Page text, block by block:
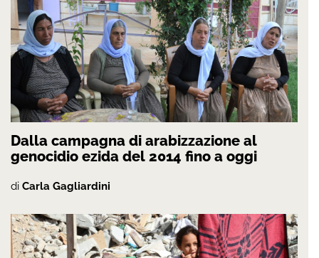
Dalla campagna di arabizzazione al
genocidio ezida del 2014 fino a oggi
di Carla Gagliardini